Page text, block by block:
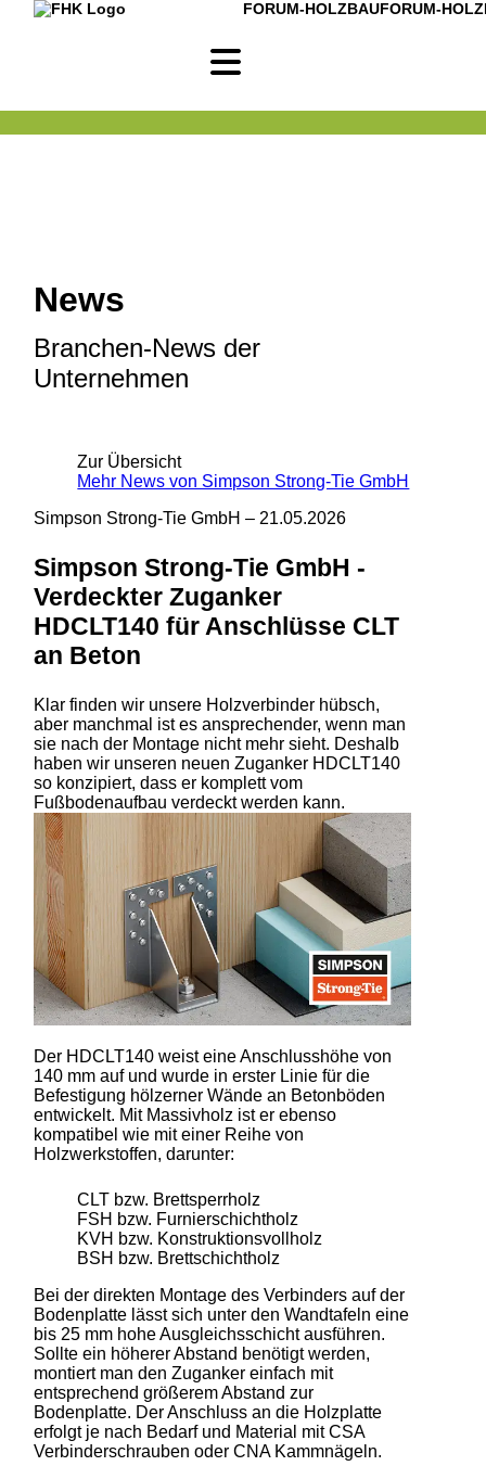
FORUM-HOLZBAUFORUM-
News
Branchen-News der
Unternehmen
Zur Übersicht
Mehr News von Simpson Strong-Tie GmbH
Simpson Strong-Tie GmbH – 21.05.2026
Simpson Strong-Tie GmbH -
Verdeckter Zuganker
HDCLT140 für Anschlüsse CLT
an Beton
Klar finden wir unsere Holzverbinder hübsch,
aber manchmal ist es ansprechender, wenn man
sie nach der Montage nicht mehr sieht. Deshalb
haben wir unseren neuen Zuganker HDCLT140
so konzipiert, dass er komplett vom
Fußbodenaufbau verdeckt werden kann.
Der HDCLT140 weist eine Anschlusshöhe von
140 mm auf und wurde in erster Linie für die
Befestigung hölzerner Wände an Betonböden
entwickelt. Mit Massivholz ist er ebenso
kompatibel wie mit einer Reihe von
Holzwerkstoffen, darunter:
CLT bzw. Brettsperrholz
FSH bzw. Furnierschichtholz
KVH bzw. Konstruktionsvollholz
BSH bzw. Brettschichtholz
Bei der direkten Montage des Verbinders auf der
Bodenplatte lässt sich unter den Wandtafeln eine
bis 25 mm hohe Ausgleichsschicht ausführen.
Sollte ein höherer Abstand benötigt werden,
montiert man den Zuganker einfach mit
entsprechend größerem Abstand zur
Bodenplatte. Der Anschluss an die Holzplatte
erfolgt je nach Bedarf und Material mit CSA
Verbinderschrauben oder CNA Kammnägeln.